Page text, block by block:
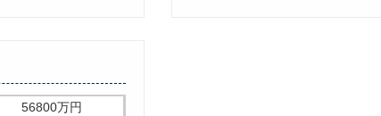
56800万円